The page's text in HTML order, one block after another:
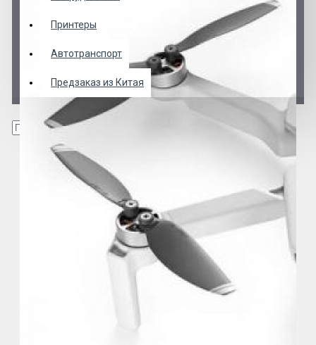
Принтеры
Автотранспорт
Предзаказ из Китая